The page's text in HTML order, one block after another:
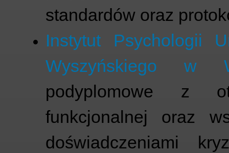
standardów oraz
Instytut Psychologii
Wyszyńskiego w
podyplomowe z
funkcjonalnej oraz
doświadczeniami